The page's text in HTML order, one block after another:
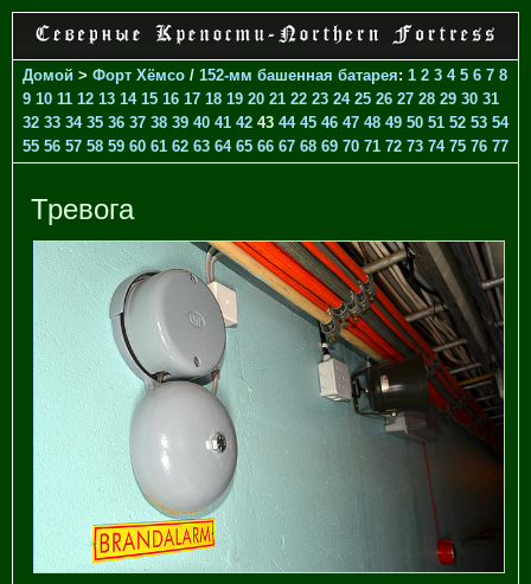
Домой > Форт Хёмсо / 152-мм башенная батарея: 1 2 3 4 5 6 7 8
9 10 11 12 13 14 15 16 17 18 19 20 21 22 23 24 25 26 27 28 29 30 31
32 33 34 35 36 37 38 39 40 41 42 43 44 45 46 47 48 49 50 51 52 53 54
55 56 57 58 59 60 61 62 63 64 65 66 67 68 69 70 71 72 73 74 75 76 77
Тревога